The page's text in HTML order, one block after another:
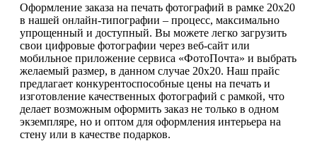
Оформление заказа на печать фотографий в рамке 20х20
в нашей онлайн-типографии – процесс, максимально
упрощенный и доступный. Вы можете легко загрузить
свои цифровые фотографии через веб-сайт или
мобильное приложение сервиса «ФотоПочта» и выбрать
желаемый размер, в данном случае 20х20. Наш прайс
предлагает конкурентоспособные цены на печать и
изготовление качественных фотографий с рамкой, что
делает возможным оформить заказ не только в одном
экземпляре, но и оптом для оформления интерьера на
стену или в качестве подарков.